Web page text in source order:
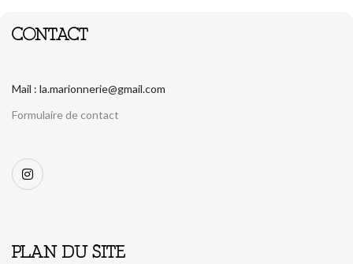
CONTACT
Mail : la.marionnerie@gmail.com
Formulaire de contact
PLAN DU SITE